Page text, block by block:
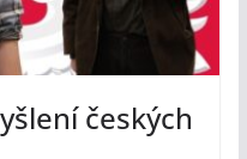
českých